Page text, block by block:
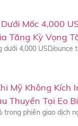
Mốc 4,000
Tăng Kỳ Vọng
dưới 4,000 USD/ounce
Mỹ Không Kích
Thuyền Tại Eo
trong phiên giao dịch